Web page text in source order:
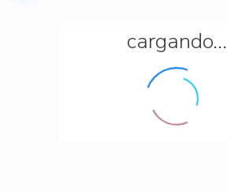
cargando...